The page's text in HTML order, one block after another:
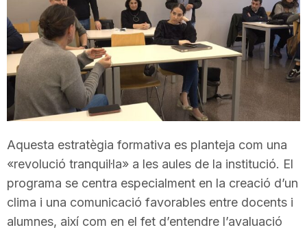
T
a
Aquesta estratègia formativa es planteja com una
«revolució tranquil·la» a les aules de la institució. El
programa se centra especialment en la creació d’un
clima i una comunicació favorables entre docents i
alumnes, així com en el fet d’entendre l’avaluació